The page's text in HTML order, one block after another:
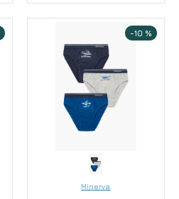
-10 %
Minerva